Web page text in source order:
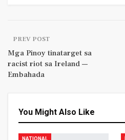
PREV POST
Mga Pinoy tinatarget sa
racist riot sa Ireland —
Embahada
You Might Also Like
NATIONAL